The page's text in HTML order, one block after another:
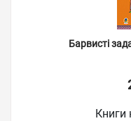
Барвисті
Книги